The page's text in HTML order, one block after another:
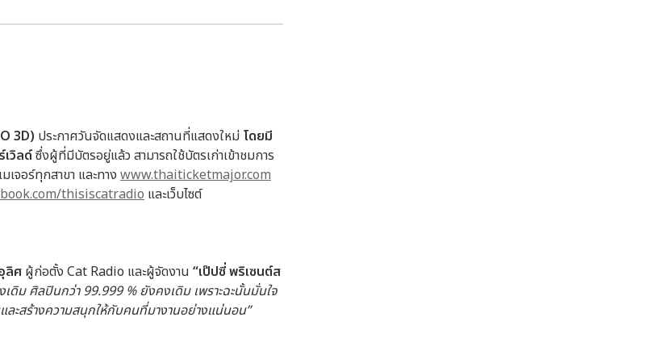
3D) ประกาศวันจัดแสดงและสถานที่แสดงใหม่ โดยมี
วิลด์ซึ่งผู้ที่มีบัตรอยู่แล้ว สามารถใช้บัตรเก่าเข้าชมการ
เจอร์ทุกสาขา และทาง www.thaiticketmajor.com
thisiscatradio และเว็บไซต์
ลิศ ผู้ก่อตั้ง Cat Radio และผู้จัดงาน “เป๊ปซี่ พริเซนต์ส
ดิม ศิลปินกว่า 99.999 % ยังคงเดิม เพราะฉะนั้นมั่นใจ
ละสร้างความสนุกให้กับคนที่มางานอย่างแน่นอน”